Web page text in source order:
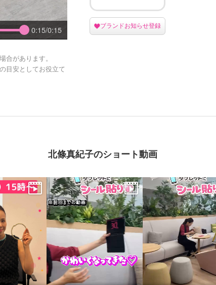
0:15/0:15
合があります。
目安としてお役立て
ブランドお知らせ登録
北條真紀子のショート動画